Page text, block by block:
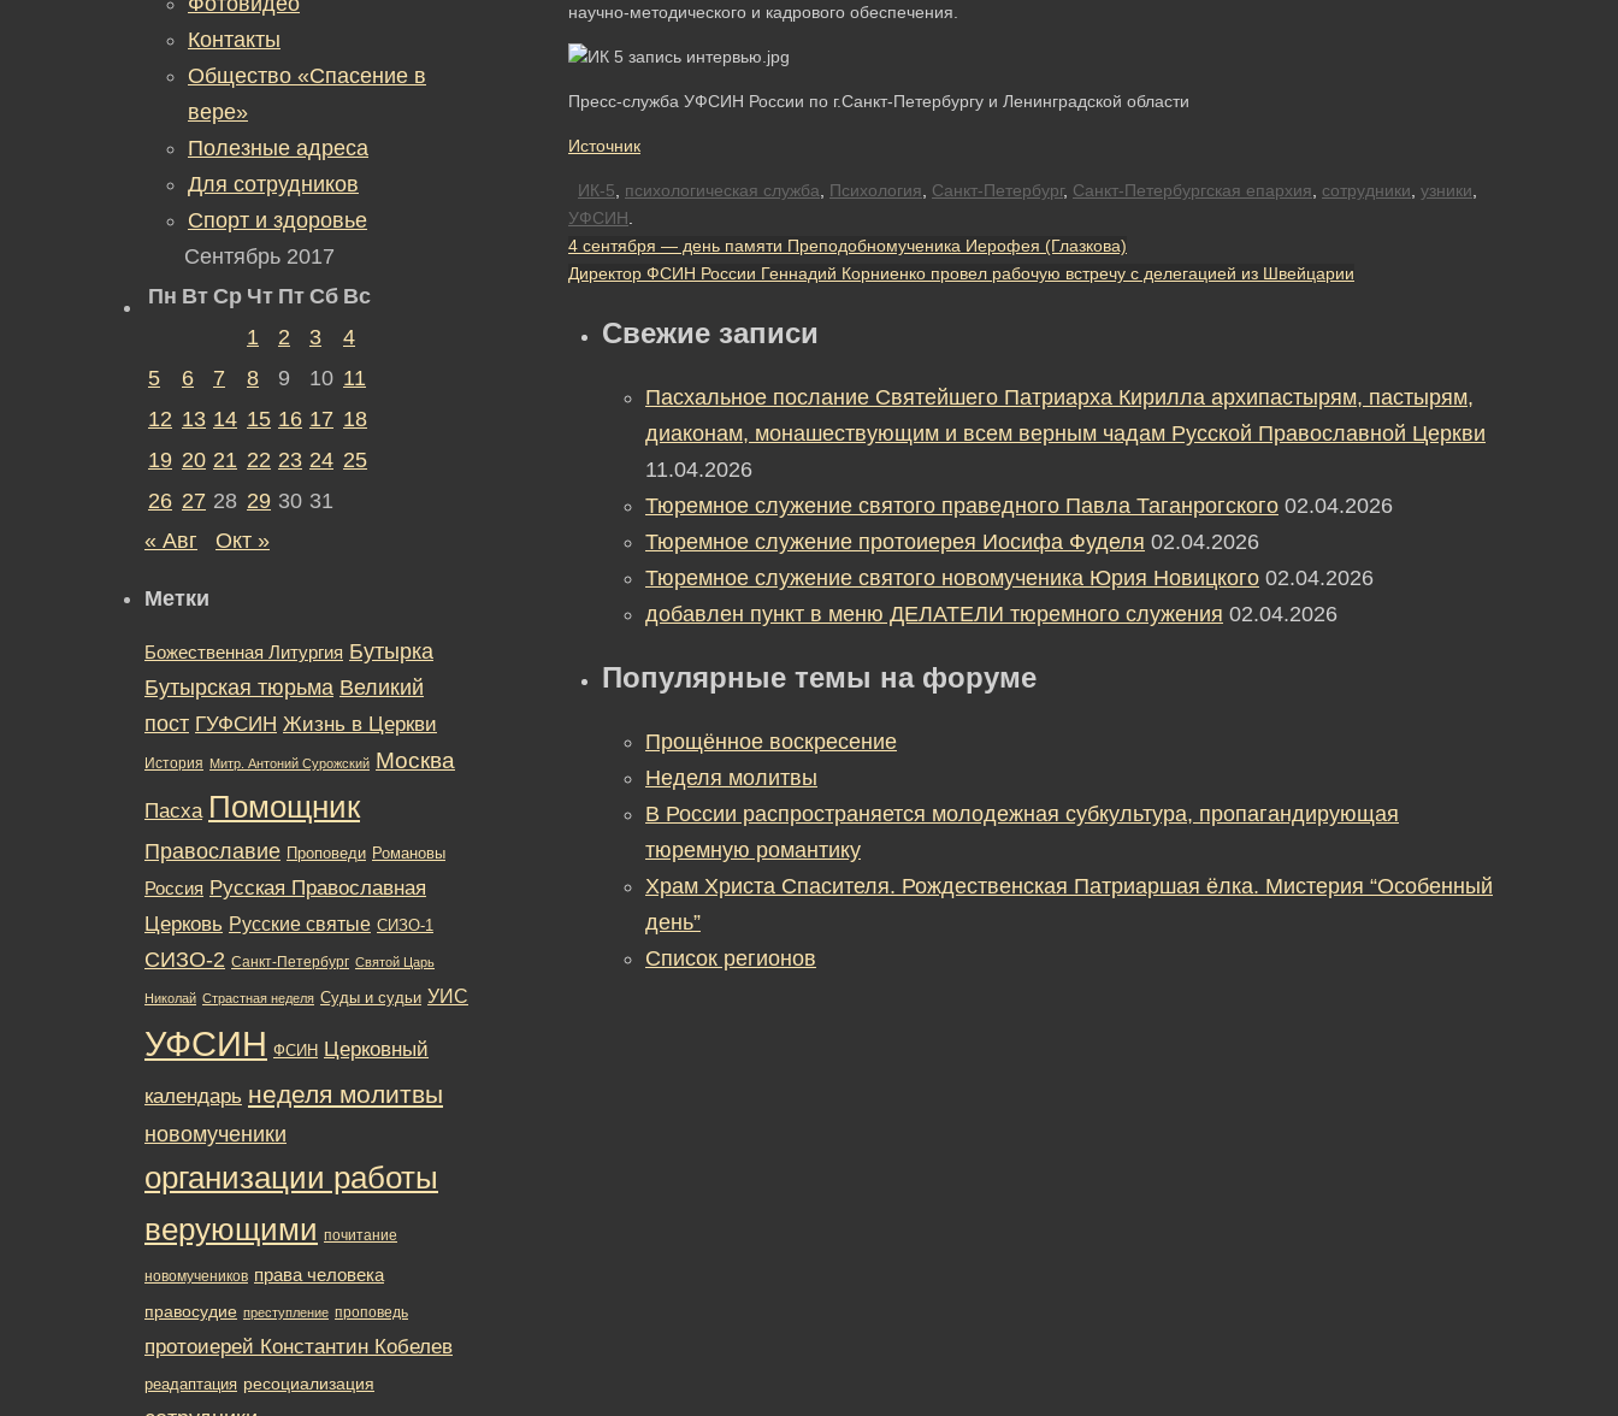
научно-методического и кадрового обеспечения.
Пресс-служба УФСИН России по г.Санкт-Петербургу и Ленинградской области
Источник
ИК-5 психологическая служба Психология Санкт-Петербург, Санкт-Петербургская епархия сотрудники узники
УФСИН
4 сентября — день памяти Преподобномученика Иерофея (Глазкова)
Директор ФСИН России Геннадий Корниенко провел рабочую встречу с делегацией из Швейцарии
Свежие записи
Пасхальное послание Святейшего Патриарха Кирилла архипастырям, пастырям,
диаконам, монашествующим и всем верным чадам Русской Православной Церкви
11.04.2026
Тюремное служение святого праведного Павла Таганрогского 02.04.2026
Тюремное служение протоиерея Иосифа Фуделя 02.04.2026
Тюремное служение святого новомученика Юрия Новицкого 02.04.2026
добавлен пункт в меню ДЕЛАТЕЛИ тюремного служения 02.04.2026
Популярные темы на форуме
Прощённое воскресение
Неделя молитвы
В России распространяется молодежная субкультура, пропагандирующая
тюремную романтику
Храм Христа Спасителя. Рождественская Патриаршая ёлка. Мистерия “Особенный
день”
Список регионов
Контакты
Общество «Спасение в
вере»
Полезные адреса
Для сотрудников
Спорт и здоровье
Сентябрь 2017
Пн Вт Ср Чт Пт Сб Вс
1
2 3
4
5
6 7 8 9 10 11
12 13 14 15 16 17 18
19 20 21 22 23 24 25
26 27 28 29 30 31
« Авг
Окт »
Метки
Божественная Литургия Бутырка
Бутырская тюрьма Великий
пост ГУФСИН Жизнь в Церкви
История Митр. Антоний Сурожский Москва
Пасха Помощник
Православие Проповеди Романовы
Россия Русская Православная
Церковь Русские святые СИЗО-1
СИЗО-2 Санкт-Петербург Святой Царь
Николай Страстная неделя Суды и судьи УИС
УФСИН ФСИН Церковный
календарь неделя молитвы
новомученики
организации работы
верующими почитание
новомучеников права человека
правосудие преступление проповедь
протоиерей Константин Кобелев
реадаптация ресоциализация